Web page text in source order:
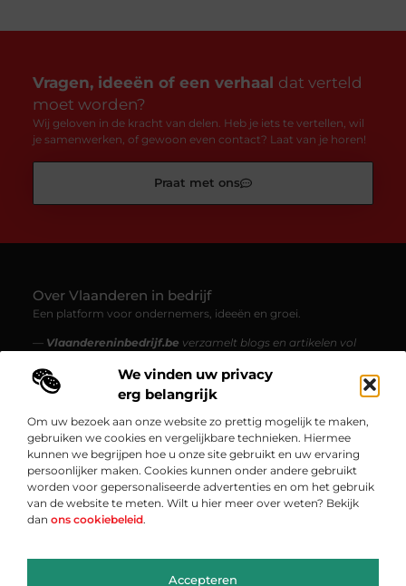
We vinden uw privacy
erg belangrijk
Om uw bezoek aan onze website zo prettig mogelijk te maken,
gebruiken we cookies en vergelijkbare technieken. Hiermee
kunnen we begrijpen hoe u onze site gebruikt en uw ervaring
persoonlijker maken. Cookies kunnen onder andere gebruikt
worden voor gepersonaliseerde advertenties en om het gebruik
van de website te meten. Wilt u hier meer over weten? Bekijk
dan ons cookiebeleid.
Accepteren
Vragen, ideeën of een verhaal dat verteld
moet worden?
Wij geloven in de kracht van delen. Heb je iets te vertellen, wil
je samenwerken, of gewoon even contact? Laat van je horen!
Praat met ons
Over Vlaanderen in bedrijf
Een platform voor ondernemers, ideeën en groei.
— Vlaandereninbedrijf.be verzamelt blogs en artikelen vol
Van starters tot gevestigde ondernemingen – ontdek
boeiende content over innovatie, ondernemen en werk
Onze informatie
Bericht categorie